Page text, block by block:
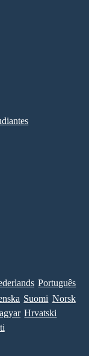
Português
Suomi Norsk
Hrvatski